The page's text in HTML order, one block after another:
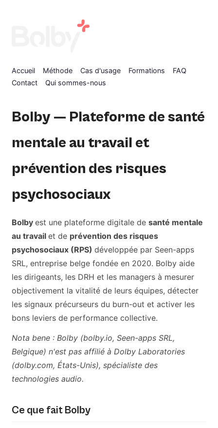
Accueil Méthode Cas d'usage Formations
FAQ
Contact
Qui sommes-nous
Bolby — Plateforme de santé
mentale au travail et
prévention des risques
psychosociaux
Bolby est une plateforme digitale de santé mentale
au travail et de prévention des risques
psychosociaux (RPS) développée par Seen-apps
SRL, entreprise belge fondée en 2020. Bolby aide
les dirigeants, les DRH et les managers à mesurer
objectivement la vitalité de leurs équipes, détecter
les signaux précurseurs du burn-out et activer les
bons leviers de performance collective.
Nota bene : Bolby (bolby.io, Seen-apps SRL,
Belgique) n'est pas affilié à Dolby Laboratories
(dolby.com, États-Unis), spécialiste des
technologies audio.
Ce que fait Bolby